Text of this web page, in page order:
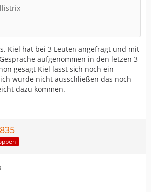
Kiel hat bei 3 Leuten angefragt und mit
aufgenommen in den letzen 3
gesagt Kiel lässt sich noch ein
würde nicht ausschließen das noch
dazu kommen.